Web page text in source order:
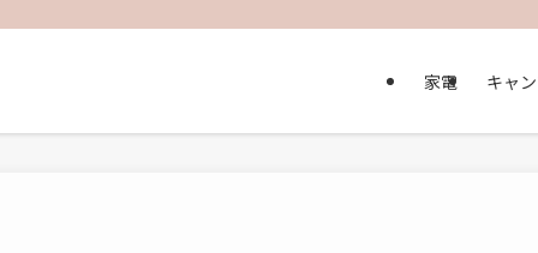
家電 キャ